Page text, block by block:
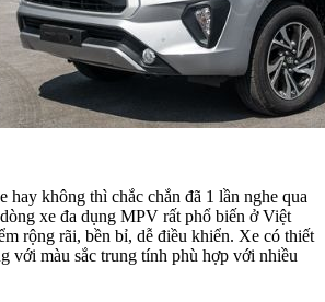
hay không thì chắc chắn đã 1 lần nghe qua
xe đa dụng MPV rất phổ biến ở Việt
rộng rãi, bền bỉ, dễ điều khiển. Xe có thiết
với màu sắc trung tính phù hợp với nhiều